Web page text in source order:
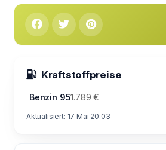
Kraftstoffpreise
Benzin 951.789 €
Aktualisiert: 17 Mai 20:03